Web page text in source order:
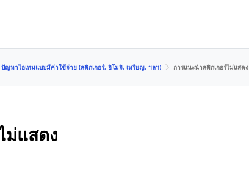
ปัญหาไอเทมแบบมีค่าใช้จ่าย (สติกเกอร์, อิโมจิ, เหรียญ, ฯลฯ) การแนะนำสติกเกอร์ไม่แสดง
ม่แสดง